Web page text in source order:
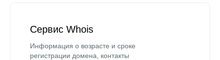
Сервис Whois
Информация о возрасте и сроке
регистрации домена, контакты